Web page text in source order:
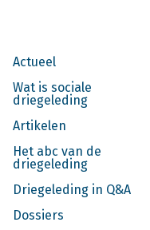
Actueel
Wat is sociale
driegeleding
Artikelen
Het abc van de
driegeleding
Driegeleding in Q&A
Dossiers